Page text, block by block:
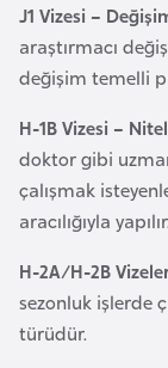
J1 Vizesi –
araştırmacı
değişim temelli
H-1B Vizesi –
doktor gibi
çalışmak
aracılığıyla yapılır.
H-2A/H-2B
sezonluk işlerde
türüdür.
y
a
E
t
i
y
p
y
a